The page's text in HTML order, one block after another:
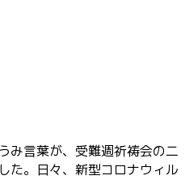
み言葉が、受難週祈祷会の二
た。日々、新型コロナウィル